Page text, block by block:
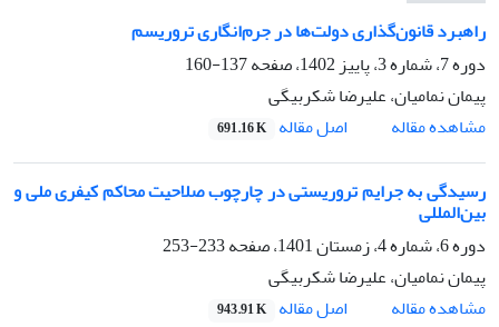
راهبرد قانون‌گذاری دولت‌ها در جرم‌انگاری تروریسم
دوره 7، شماره 3، پاییز 1402، صفحه
137-160
پیمان نمامیان، علیرضا شکربیگی
مشاهده مقاله
اصل مقاله 691.16 K
رسیدگی به جرایم تروریستی در چارچوب صلاحیت محاکم کیفری ملی و
بین‌المللی
دوره 6، شماره 4، زمستان 1401، صفحه
233-253
پیمان نمامیان، علیرضا شکربیگی
مشاهده مقاله
اصل مقاله 943.91 K